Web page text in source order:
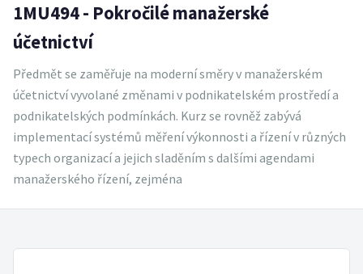
1MU494 - Pokročilé manažerské
účetnictví
Předmět se zaměřuje na moderní směry v manažerském
účetnictví vyvolané změnami v podnikatelském prostředí a
podnikatelských podmínkách. Kurz se rovněž zabývá
implementací systémů měření výkonnosti a řízení v různých
typech organizací a jejich sladěním s dalšími agendami
manažerského řízení, zejména